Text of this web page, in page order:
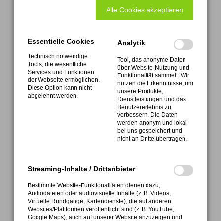
ATEMAG
Aggregatetechnologie und Manufaktur AG
Mühlenmatten 2 • D-77716 Hofstetten
Service FON +49 (0) 7832 9997-28
Alle Cookies akzeptieren
Essentielle Cookies
Technisch notwendige
Tools, die wesentliche
Services und Funktionen
der Webseite ermöglichen.
Diese Option kann nicht
abgelehnt werden.
Analytik
Tool, das anonyme Daten
über Website-Nutzung und -
Funktionalität sammelt. Wir
nutzen die Erkenntnisse, um
unsere Produkte,
Dienstleistungen und das
Benutzererlebnis zu
verbessern. Die Daten
werden anonym und lokal
bei uns gespeichert und
nicht an Dritte übertragen.
Streaming-Inhalte / Drittanbieter
Bestimmte Website-Funktionalitäten dienen dazu,
Audiodateien oder audiovisuelle Inhalte (z. B. Videos,
Virtuelle Rundgänge, Kartendienste), die auf anderen
Websites/Plattformen veröffentlicht sind (z. B. YouTube,
Google Maps), auch auf unserer Website anzuzeigen und
Download Rücklieferschein